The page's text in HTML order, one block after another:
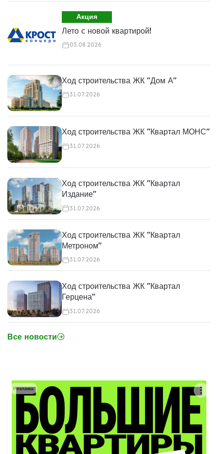
Акция
Лето с новой квартирой!
03.08.2026
Ход строительства ЖК "Дом А"
31.07.2026
Ход строительства ЖК "Квартал МОНС"
31.07.2026
Ход строительства ЖК "Квартал
Издание"
31.07.2026
Ход строительства ЖК "Квартал
Метроном"
31.07.2026
Ход строительства ЖК "Квартал
Герцена"
31.07.2026
Все новости
Реклама